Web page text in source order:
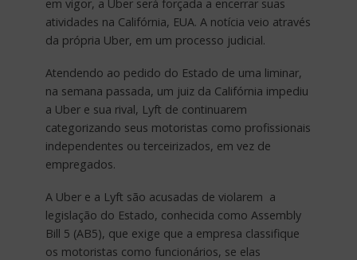
em vigor, a Uber será forçada a encerrar suas
atividades na Califórnia, EUA. A notícia veio através
da própria Uber, em um processo judicial.
Atendendo ao pedido do Estado de uma liminar,
na semana passada, um juiz da Califórnia impediu
a Uber e sua rival, Lyft de continuarem
categorizando seus motoristas como profissionais
independentes ou terceirizados, em vez de
empregados.
A Uber e a Lyft são acusadas de violarem a
legislação do Estado, conhecida como Assembly
Bill 5 (AB5), que exige que a empresa classifique
os motoristas como funcionários, se elas